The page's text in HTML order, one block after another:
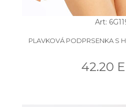
Art:
PLAVKOVÁ PODPRSENKA S
42.20